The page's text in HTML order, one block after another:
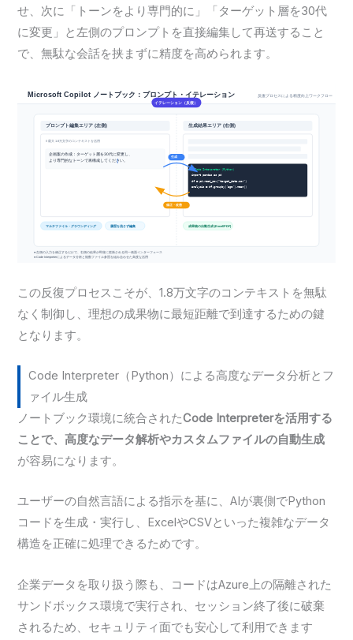
せ、次に「トーンをより専門的に」「ターゲット層を30代
に変更」と左側のプロンプトを直接編集して再送すること
で、無駄な会話を挟まずに精度を高められます。
この反復プロセスこそが、1.8万文字のコンテキストを無駄
なく制御し、理想の成果物に最短距離で到達するための鍵
となります。
Code Interpreter（Python）による高度なデータ分析とフ
ァイル生成
ノートブック環境に統合されたCode Interpreterを活用する
ことで、高度なデータ解析やカスタムファイルの自動生成
が容易になります。
ユーザーの自然言語による指示を基に、AIが裏側でPython
コードを生成・実行し、ExcelやCSVといった複雑なデータ
構造を正確に処理できるためです。
企業データを取り扱う際も、コードはAzure上の隔離された
サンドボックス環境で実行され、セッション終了後に破棄
されるため、セキュリティ面でも安心して利用できます